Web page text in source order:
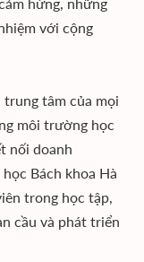
hứng, những
với cộng
tâm của mọi
môi trường học
nối doanh
Bách khoa Hà
trong học tập,
cầu và phát triển